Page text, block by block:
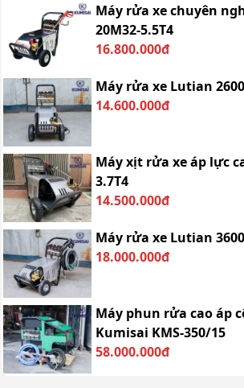
Máy rửa xe chuyên
20M32-5.5T4
16.800.000đ
Máy rửa xe Lutian
14.600.000đ
Máy xịt rửa xe áp lực
3.7T4
14.500.000đ
Máy rửa xe Lutian
18.000.000đ
Máy phun rửa cao áp
Kumisai KMS-350/15
58.000.000đ